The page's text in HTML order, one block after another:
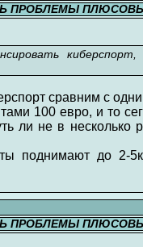
ПРОБЛЕМЫ
киберспорт,
сравним с
100 евро, и то
ли не в
поднимают до 2-
ПРОБЛЕМЫ